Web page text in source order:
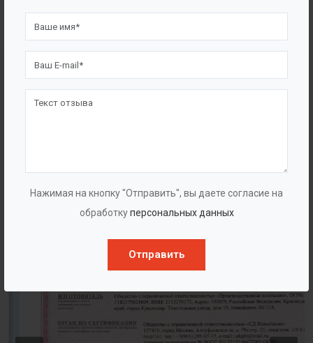
Нажимая на кнопку "Отправить", вы даете согласие на
обработкуперсональных данных
Отправить
Счастливых клиентов
Сертификаты